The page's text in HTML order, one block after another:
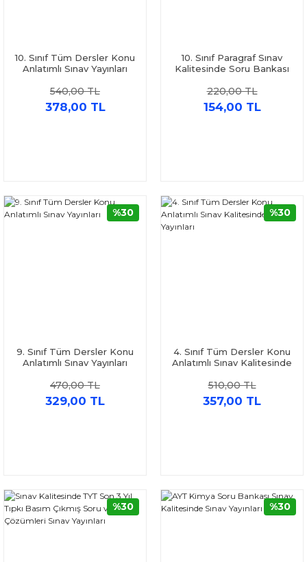
10. Sınıf Tüm Dersler Konu
Anlatımlı Sınav Yayınları
540,00 TL
378,00 TL
10. Sınıf Paragraf Sınav
Kalitesinde Soru Bankası
220,00 TL
154,00 TL
9. Sınıf Tüm Dersler Konu
Anlatımlı Sınav Yayınları
470,00 TL
329,00 TL
%30
4. Sınıf Tüm Dersler Konu
Anlatımlı Sınav Kalitesinde
510,00 TL
357,00 TL
%30
%30 %30